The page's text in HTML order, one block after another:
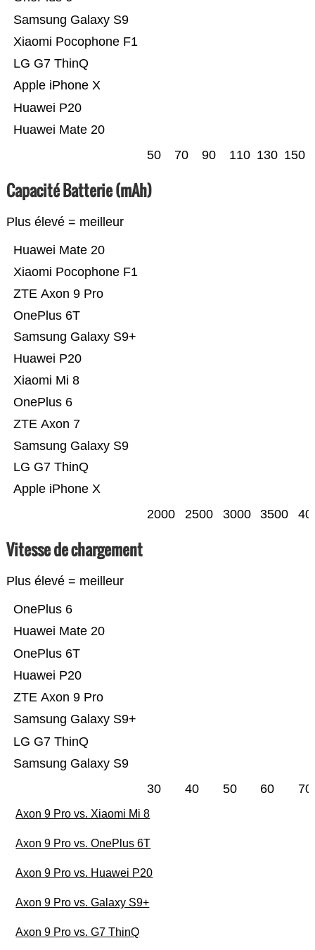
Huawei Mate 20
Huawei P20
Apple iPhone X
LG G7 ThinQ
Xiaomi Pocophone F1
Samsung Galaxy S9
50 70 90 110 130 150
Capacité Batterie (mAh)
Plus élevé = meilleur
Apple iPhone X
LG G7 ThinQ
Samsung Galaxy S9
ZTE Axon 7
OnePlus 6
Xiaomi Mi 8
Huawei P20
Samsung Galaxy S9+
OnePlus 6T
ZTE Axon 9 Pro
Xiaomi Pocophone F1
Huawei Mate 20
2000 2500 3000 3500
Vitesse de chargement
Plus élevé = meilleur
Samsung Galaxy S9
LG G7 ThinQ
Samsung Galaxy S9+
ZTE Axon 9 Pro
Huawei P20
OnePlus 6T
Huawei Mate 20
OnePlus 6
30 40 50 60 70
Axon 9 Pro vs. Xiaomi Mi 8
Axon 9 Pro vs. OnePlus 6T
Axon 9 Pro vs. Huawei P20
Axon 9 Pro vs. Galaxy S9+
Axon 9 Pro vs. G7 ThinQ